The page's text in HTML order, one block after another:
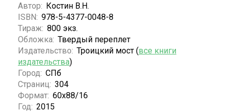
Автор: Костин В.Н.
ISBN: 978-5-4377-0048-8
Тираж: 800 экз.
Обложка: Твердый переплет
Издательство: Троицкий мост (все книги
издательства)
Город: СПб
Страниц: 304
Формат: 60х88/16
Год: 2015